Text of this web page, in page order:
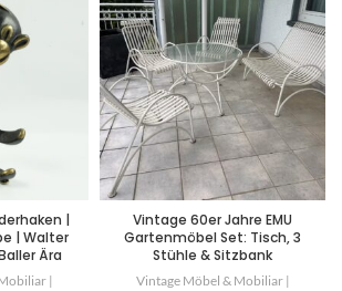
|
| Walter
Ära
|
Vintage 60er Jahre EMU
Gartenmöbel Set: Tisch, 3
Stühle & Sitzbank
Vintage Möbel & Mobiliar |